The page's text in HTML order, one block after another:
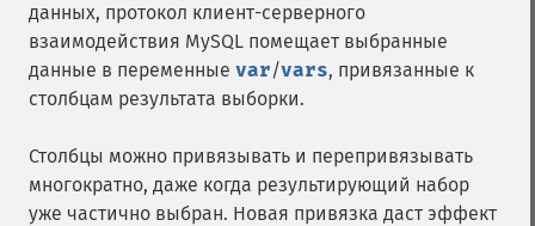
данных, протокол клиент-серверного
взаимодействия MySQL помещает выбранные
данные в переменные var/vars, привязанные к
столбцам результата выборки.
Столбцы можно привязывать и перепривязывать
многократно, даже когда результирующий набор
уже частично выбран. Новая привязка даст эффект